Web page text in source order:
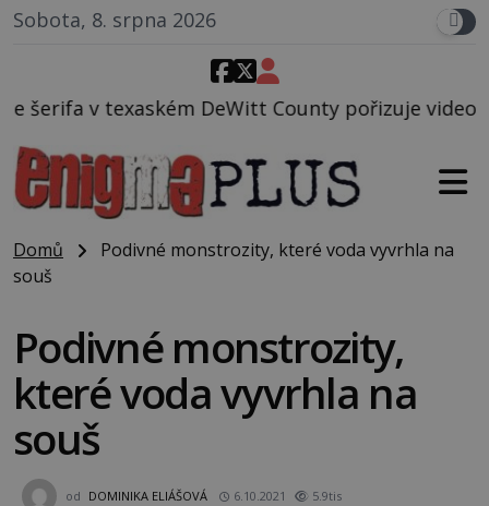
Sobota, 8. srpna 2026
County pořizuje video, na kterém před jeho
Domů
Podivné monstrozity, které voda vyvrhla na
souš
Podivné monstrozity,
které voda vyvrhla na
souš
od DOMINIKA ELIÁŠOVÁ 6.10.2021 5.9tis